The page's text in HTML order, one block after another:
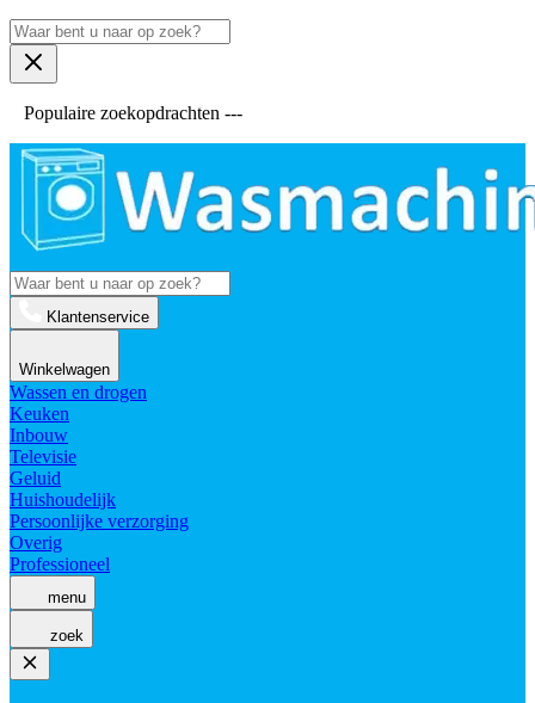
Populaire zoekopdrachten ---
Klantenservice
Winkelwagen
Wassen en drogen
Keuken
Inbouw
Televisie
Geluid
Huishoudelijk
Persoonlijke verzorging
Overig
Professioneel
menu
zoek